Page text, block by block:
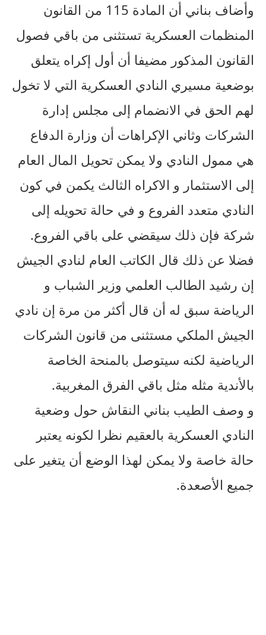
وأضاف بناني أن المادة 115 من القانون
المنظمات العسكرية تستثنى من باقي فصول
القانون المذكور مضيفا أن أول إكراه يتعلق
بوضعية مسيري النادي العسكرية التي لا تخول
لهم الحق في الانضمام إلى مجلس إدارة
الشركات وثاني الإكراهات أن وزارة الدفاع
هي ممول النادي ولا يمكن تحويل المال العام
إلى الاستثمار و الاكراه الثالث يكمن في كون
النادي متعدد الفروع و في حالة تحويله إلى
شركة فإن ذلك سيقضي على باقي الفروع.
فضلا عن ذلك قال الكاتب العام لنادي الجيش
إن رشيد الطالب العلمي وزير الشباب و
الرياضة سبق له أن قال أكثر من مرة إن نادي
الجيش الملكي مستثنى من قانون الشركات
الرياضية لكنه سيتوصل بالمنحة الخاصة
بالأندية مثله مثل باقي الفرق المغربية.
و وصف الطيب بناني النقاش حول وضعية
النادي العسكرية بالعقيم نظرا لكونه يعتبر
حالة خاصة ولا يمكن لهذا الوضع أن يتغير على
جميع الأصعدة.